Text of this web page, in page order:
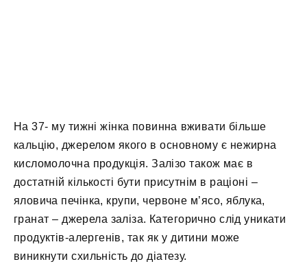
На 37- му тижні жінка повинна вживати більше
кальцію, джерелом якого в основному є нежирна
кисломолочна продукція. Залізо також має в
достатній кількості бути присутнім в раціоні –
яловича печінка, крупи, червоне м’ясо, яблука,
гранат – джерела заліза. Категорично слід уникати
продуктів-алергенів, так як у дитини може
виникнути схильність до діатезу.